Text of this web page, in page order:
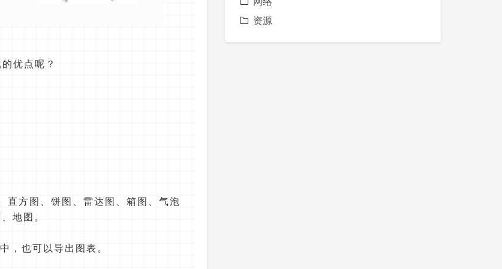
优点呢？
直方图、饼图、雷达图、箱图、气泡
地图。
，也可以导出图表。
资源